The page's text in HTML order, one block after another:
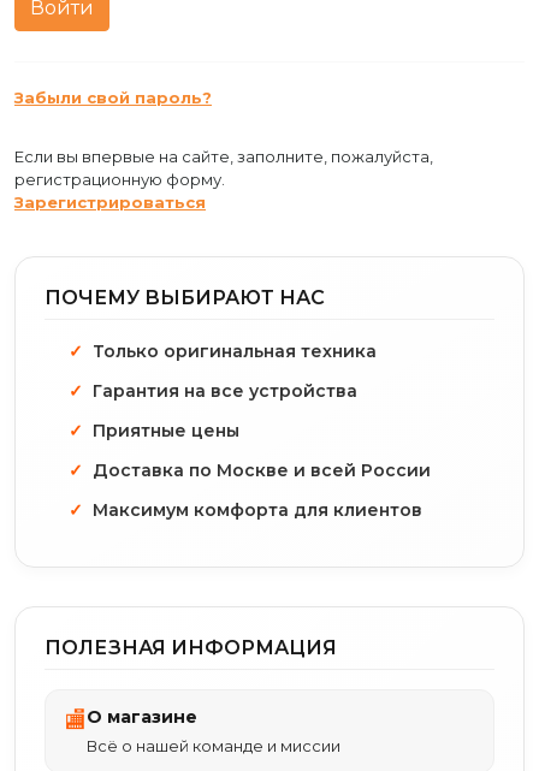
Забыли свой пароль?
Если вы впервые на сайте, заполните, пожалуйста,
регистрационную форму.
Зарегистрироваться
ПОЧЕМУ ВЫБИРАЮТ НАС
Только оригинальная техника
Гарантия на все устройства
Приятные цены
Доставка по Москве и всей России
Максимум комфорта для клиентов
ПОЛЕЗНАЯ ИНФОРМАЦИЯ
🏬О магазине
Всё о нашей команде и миссии